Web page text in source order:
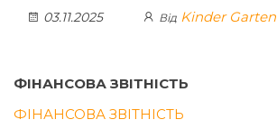
03.11.2025 Від Kinder Garten
ФІНАНСОВА ЗВІТНІСТЬ
ФІНАНСОВА ЗВІТНІСТЬ